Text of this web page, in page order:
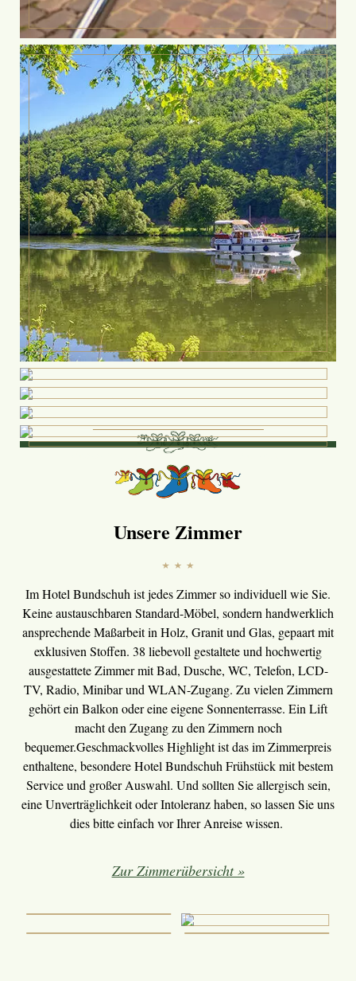
Haben Sie Fragen?
Unsere Mitarbeiter freuen sich auf Ihren Anruf:
Tel.: +49 9352-8761 0
email@hotelbundschuh.de
Unsere Zimmer
Im Hotel Bundschuh ist jedes Zimmer so individuell wie Sie.
Keine austauschbaren Standard-Möbel, sondern handwerklich
ansprechende Maßarbeit in Holz, Granit und Glas, gepaart mit
exklusiven Stoffen. 38 liebevoll gestaltete und hochwertig
ausgestattete Zimmer mit Bad, Dusche, WC, Telefon, LCD-
TV, Radio, Minibar und WLAN-Zugang. Zu vielen Zimmern
gehört ein Balkon oder eine eigene Sonnenterrasse. Ein Lift
macht den Zugang zu den Zimmern noch
bequemer.Geschmackvolles Highlight ist das im Zimmerpreis
enthaltene, besondere Hotel Bundschuh Frühstück mit bestem
Service und großer Auswahl. Und sollten Sie allergisch sein,
eine Unverträglichkeit oder Intoleranz haben, so lassen Sie uns
dies bitte einfach vor Ihrer Anreise wissen.
Zur Zimmerübersicht »